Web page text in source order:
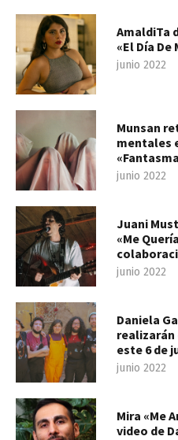
AmaldiTa
«El Día De
junio 2022
Munsan
mentales
junio 2022
Juani
«Me
junio 2022
Daniela
realizarán
este 6 de
junio 2022
Mira «Me
video de